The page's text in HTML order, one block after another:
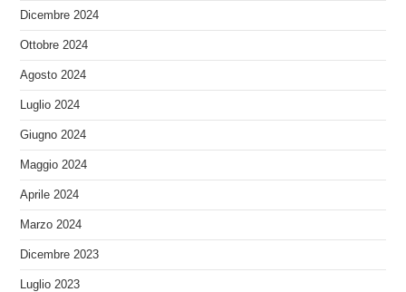
Dicembre 2024
Ottobre 2024
Agosto 2024
Luglio 2024
Giugno 2024
Maggio 2024
Aprile 2024
Marzo 2024
Dicembre 2023
Luglio 2023